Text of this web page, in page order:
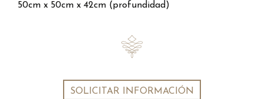
50cm x 50cm x 42cm (profundidad)
SOLICITAR INFORMACIÓN